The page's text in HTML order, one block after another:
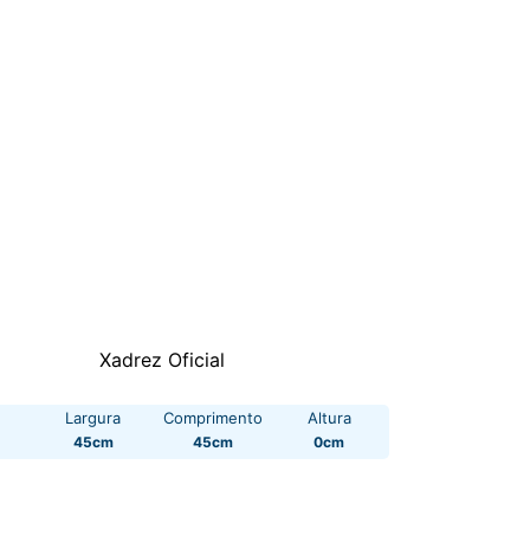
Xadrez Oficial
Largura
45cm
Comprimento
45cm
Altura
0cm